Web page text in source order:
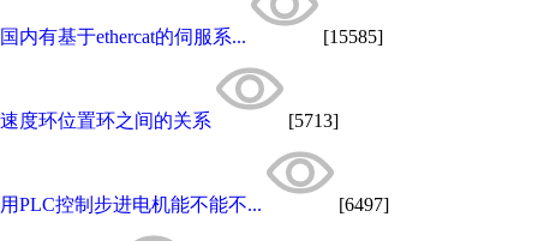
国内有基于ethercat的伺服系... [15585]
速度环位置环之间的关系 [5713]
用PLC控制步进电机能不能不... [6497]